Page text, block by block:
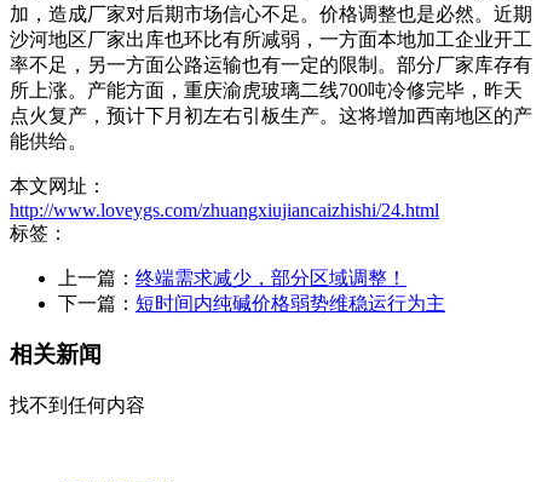
加，造成厂家对后期市场信心不足。价格调整也是必然。近期
沙河地区厂家出库也环比有所减弱，一方面本地加工企业开工
率不足，另一方面公路运输也有一定的限制。部分厂家库存有
所上涨。产能方面，重庆渝虎玻璃二线700吨冷修完毕，昨天
点火复产，预计下月初左右引板生产。这将增加西南地区的产
能供给。
本文网址：
http://www.loveygs.com/zhuangxiujiancaizhishi/24.html
标签：
上一篇： 终端需求减少，部分区域调整！
下一篇： 短时间内纯碱价格弱势维稳运行为主
相关新闻
找不到任何内容